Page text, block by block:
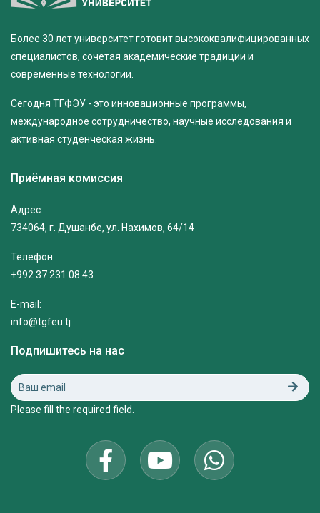
Более 30 лет университет готовит высококвалифицированных
специалистов, сочетая академические традиции и
современные технологии.
Сегодня ТГФЭУ - это инновационные программы,
международное сотрудничество, научные исследования и
активная студенческая жизнь.
Приёмная комиссия
Адрес:
734064, г. Душанбе, ул. Нахимов, 64/14
Телефон:
+992 37 231 08 43
E-mail:
info@tgfeu.tj
Подпишитесь на нас
Please fill the required field.